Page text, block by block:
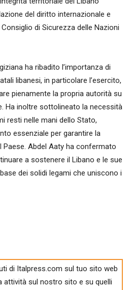
del diritto internazionale e
di Sicurezza delle Nazioni
ha ribadito l’importanza di
libanesi, in particolare l’esercito,
pienamente la propria autorità su
Ha inoltre sottolineato la necessità
resti nelle mani dello Stato,
essenziale per garantire la
Paese. Abdel Aaty ha confermato
a sostenere il Libano e le sue
dei solidi legami che uniscono i
di Italpress.com sul tuo sito web
attività sul nostro sito e su quelli